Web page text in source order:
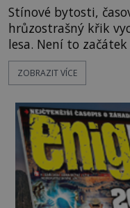
Stínové bytosti,
hrůzostrašný křik
lesa. Není to
události, které
označovány jako
vyhýbají! Už jste o
ZOBRAZIT VÍCE